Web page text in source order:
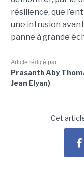
résilience, que
une intrusion
panne à grande
Article rédigé par
Prasanth Aby
Jean Elyan)
Cet